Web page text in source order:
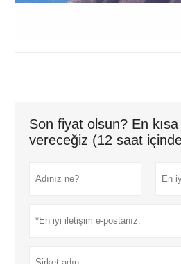
Son fiyat olsun? En
vereceğiz (12 saat